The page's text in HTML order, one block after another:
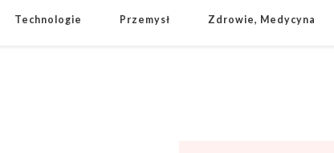
Technologie Przemysł Zdrowie, Medycyna